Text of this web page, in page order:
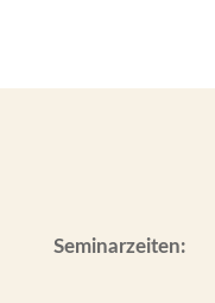
Seminarzeiten: